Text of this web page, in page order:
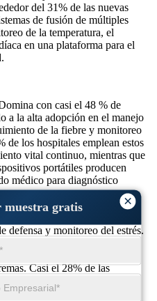
×
muestra gratis
del 31% de las nuevas
de fusión de múltiples
de la temperatura, el
en una plataforma para el
con casi el 48 % de
a la alta adopción en el manejo
de la fiebre y monitoreo
de los hospitales emplean estos
vital continuo, mientras que
portátiles producen
médico para diagnóstico
aproximadamente el 22 %
por aplicaciones en seguridad
defensa y monitoreo del estrés.
de investigación militar
seguimiento de datos
Casi el 28% de las
de riesgos laborales y